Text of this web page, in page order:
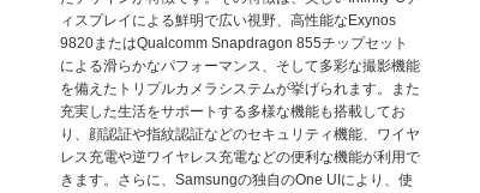
ィスプレイによる鮮明で広い視野、高性能なExynos
9820またはQualcomm Snapdragon 855チップセット
による滑らかなパフォーマンス、そして多彩な撮影機能
を備えたトリプルカメラシステムが挙げられます。また
充実した生活をサポートする多様な機能も搭載してお
り、顔認証や指紋認証などのセキュリティ機能、ワイヤ
レス充電や逆ワイヤレス充電などの便利な機能が利用で
きます。さらに、Samsungの独自のOne UIにより、使